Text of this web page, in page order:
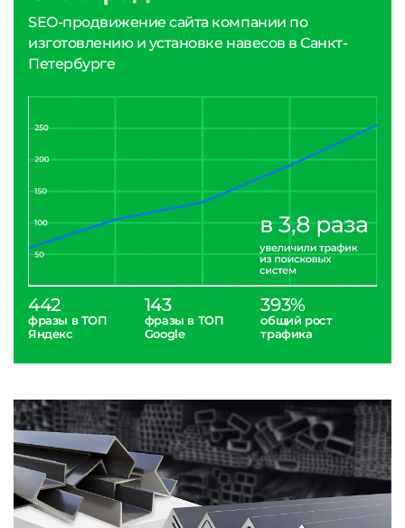
SEO-продвижение сайта компании по
изготовлению и установке навесов в Санкт-
Петербурге
442
фразы в ТОП
Яндекс
143
фразы в ТОП
Google
393%
общий рост
трафика